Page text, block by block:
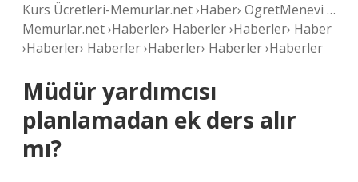
Kurs Ücretleri-Memurlar.net ›Haber› OgretMenevi …
Memurlar.net ›Haberler› Haberler ›Haberler› Haber
›Haberler› Haberler ›Haberler› Haberler ›Haberler
Müdür yardımcısı
planlamadan ek ders alır
mı?